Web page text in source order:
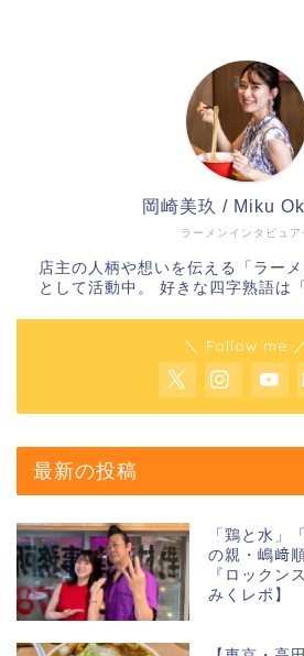
ラーメンインタビュア
岡崎美玖 / Miku
店主の人柄や想いを伝える「ラーメ
として活動中。 好きな四字熟語は
＼ Follow me
最新の投稿
「鶏と水」
の親・嶋﨑
『ロックン
みくレポ】